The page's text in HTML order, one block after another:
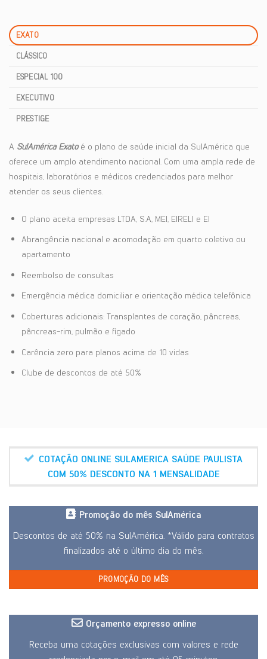
EXATO
CLÁSSICO
ESPECIAL 100
EXECUTIVO
PRESTIGE
A SulAmérica Exatoé o plano de saúde inicial da SulAmérica que
oferece um amplo atendimento nacional. Com uma ampla rede de
hospitais, laboratórios e médicos credenciados para melhor
atender os seus clientes.
O plano aceita empresas LTDA, S.A, MEI, EIRELI e EI
Abrangência nacional e acomodação em quarto coletivo ou
apartamento
Reembolso de consultas
Emergência médica domiciliar e orientação médica telefônica
Coberturas adicionais: Transplantes de coração, pâncreas,
pâncreas-rim, pulmão e fígado
Carência zero para planos acima de 10 vidas
Clube de descontos de até 50%
COTAÇÃO ONLINE SULAMERICA SAÚDE PAULISTA
COM 50% DESCONTO NA 1 MENSALIDADE
Promoção do mês SulAmérica
Descontos de até 50% na SulAmérica. *Válido para contratos
finalizados até o último dia do mês.
PROMOÇÃO DO MÊS
Orçamento expresso online
Receba uma cotações exclusivas com valores e rede